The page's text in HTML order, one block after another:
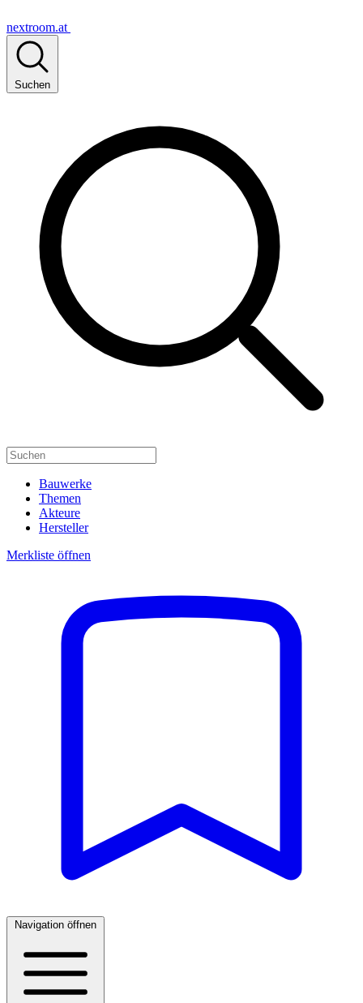
nextroom.at
Suchen
Bauwerke
Themen
Akteure
Hersteller
Merkliste öffnen
Navigation öffnen